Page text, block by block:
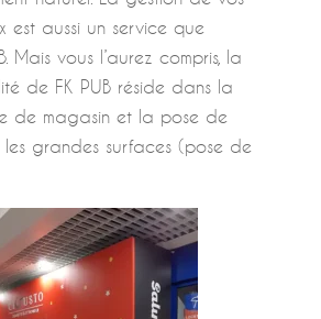
est aussi un service que
Mais vous l’aurez compris, la
de FK PUB réside dans la
de magasin et la pose de
grandes surfaces (pose de